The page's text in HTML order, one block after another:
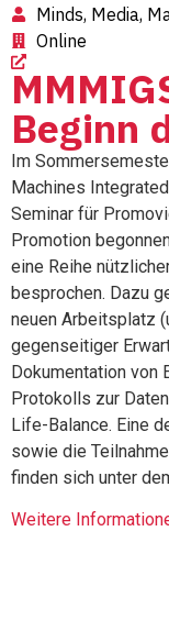
Minds, Media,
Online
Beginn
Im
Machines
Seminar für
Promotion
eine Reihe
besprochen. Dazu
neuen Arbeitsplatz
gegenseitiger
Dokumentation von
Protokolls zur
Life-Balance. Eine
sowie die
finden sich unter
Weitere